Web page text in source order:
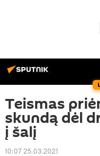
Teismas
skundą dėl
į šalį
10:07 25.03.2021